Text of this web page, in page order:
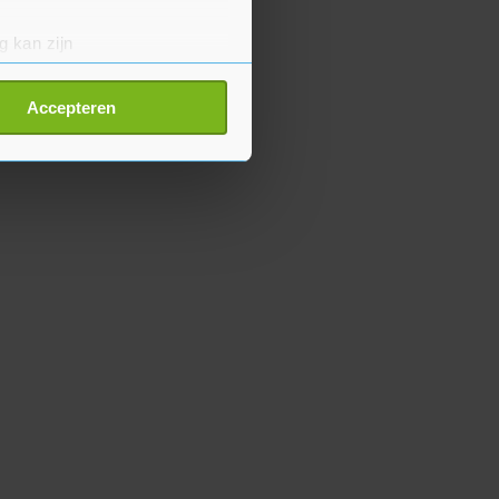
kan zijn
detailgedeelte
cookiepagina kun je
Accepteren